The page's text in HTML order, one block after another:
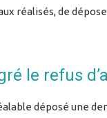
réalisés, de
le refus
déposé une